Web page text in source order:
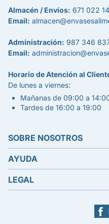
Almacén / Envíos: 671 022
Email:
Administración: 987 346
Email:
Horario de Atención al
De lunes a viernes:
Mañanas de 09:00 a
Tardes de 16:00 a 19:00
SOBRE NOSOTROS
AYUDA
LEGAL